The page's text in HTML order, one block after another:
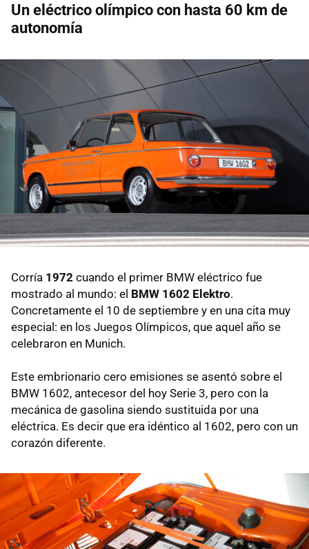
Un eléctrico olímpico con hasta 60 km de
autonomía
Corría 1972 cuando el primer BMW eléctrico fue
mostrado al mundo: el BMW 1602 Elektro.
Concretamente el 10 de septiembre y en una cita muy
especial: en los Juegos Olímpicos, que aquel año se
celebraron en Munich.
Este embrionario cero emisiones se asentó sobre el
BMW 1602, antecesor del hoy Serie 3, pero con la
mecánica de gasolina siendo sustituida por una
eléctrica. Es decir que era idéntico al 1602, pero con un
corazón diferente.